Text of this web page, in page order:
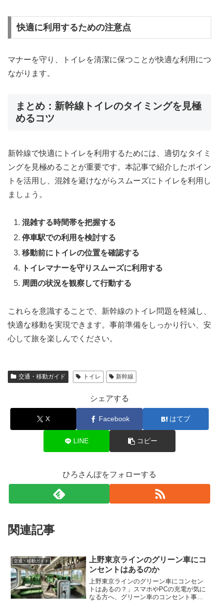
快適に利用するための注意点
マナーを守り、トイレを清潔に保つことが快適な利用につ
ながります。
まとめ：新幹線トイレのタイミングを見極
めるコツ
新幹線で快適にトイレを利用するためには、適切なタイミ
ングを見極めることが重要です。本記事で紹介したポイン
トを活用し、混雑を避けながらスムーズにトイレを利用し
ましょう。
混雑する時間帯を把握する
停車駅での利用を検討する
移動前にトイレの位置を確認する
トイレマナーを守りスムーズに利用する
周囲の状況を観察して行動する
これらを意識することで、新幹線のトイレ問題を軽減し、
快適な移動を実現できます。事前準備をしっかり行い、安
心して旅を楽しんでください。
交通・移動ガイド トイレ 新幹線
シェアする
X Facebook はてブ
LINE コピー
ひろさんぽをフォローする
関連記事
交通・移動ガイド
上野東京ラインのグリーン車にコ
ンセントはあるのか
上野東京ラインのグリーン車にコンセン
トはあるの？」スマホやPCの充電が気に
なる方へ、グリーン車のコンセント事情